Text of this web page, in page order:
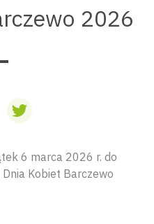
2026
6 marca 2026 r. do
Kobiet Barczewo